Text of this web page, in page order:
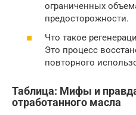
ограниченных
предосторожности.
Что такое
Это процесс
повторного
Таблица: Мифы и
отработанного масла